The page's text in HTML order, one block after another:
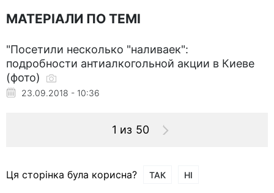
МАТЕРІАЛИ ПО ТЕМІ
"Посетили несколько "наливаек":
подробности антиалкогольной акции в Киеве
(фото)
23.09.2018 - 10:36
1 из 50
Ця сторінка була корисна? ТАК НІ